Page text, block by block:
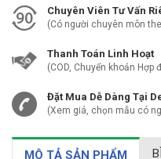
Chuyên Viên Tư Vấn
(Có người chuyên môn
Thanh Toán Linh Hoạt
(COD, Chuyển khoản Hợp
Đặt Mua Dễ Dàng Tại
(Xem giá, chọn mẫu có
MÔ TẢ SẢN PHẨM